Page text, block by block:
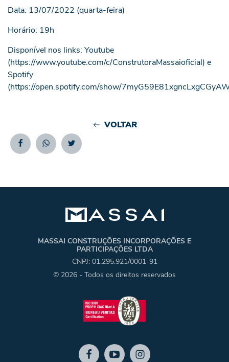
Data: 13/07/2022 (quarta-feira)
Horário: 19h
Disponível nos links: Youtube
(https://www.youtube.com/c/ConstrutoraMassaioficial) e
Spotify
(https://open.spotify.com/show/
VOLTAR
FacebookWhatsappTwitter
MASSAI CONSTRUÇÕES INCORPORAÇÕES E
PARTICIPAÇÕES LTDA
CNPJ: 01.295.921/0001-91
© 2026 - Todos os direitos reservados